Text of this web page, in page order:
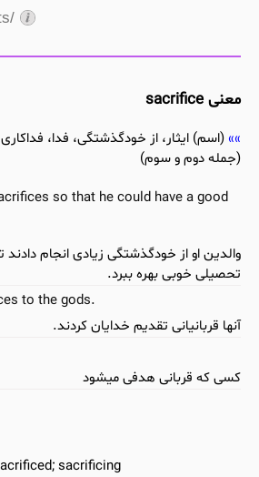
معنی sacrifice
(اسم) ایثار، از خودگذشتگی، فدا،
(جمله دوم و سوم)
so that he could have a good
والدین او از خودگذشتگی زیادی انجام دادند
تحصیلی خوبی بهره ببرد.
to the gods.
آنها قربانیانی تقدیم خدایان کردند.
کسی که قربانی هدفی میشود
sacrificing